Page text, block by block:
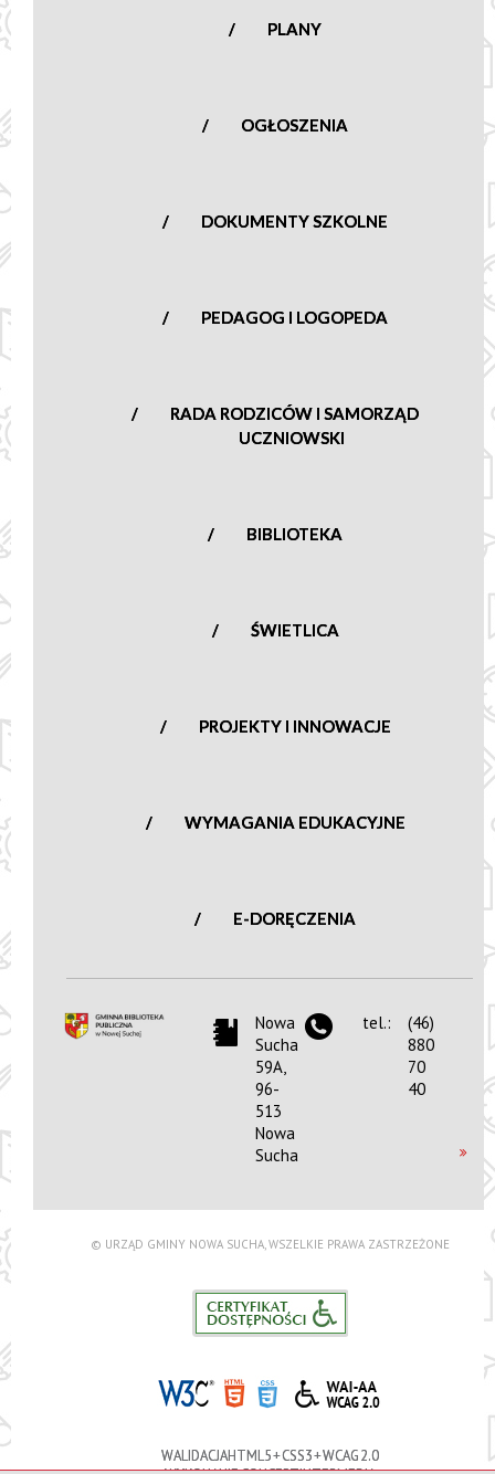
PLANY
OGŁOSZENIA
DOKUMENTY SZKOLNE
PEDAGOG I LOGOPEDA
RADA RODZICÓW I SAMORZĄD
UCZNIOWSKI
BIBLIOTEKA
ŚWIETLICA
PROJEKTY I INNOWACJE
WYMAGANIA EDUKACYJNE
E-DORĘCZENIA
Nowa
Sucha
59A,
96-
513
Nowa
Sucha
tel.:
(46)
880
70
40
© URZĄD GMINY NOWA SUCHA, WSZELKIE PRAWA ZASTRZEŻONE
WALIDACJA HTML5 + CSS3 + WCAG 2.0